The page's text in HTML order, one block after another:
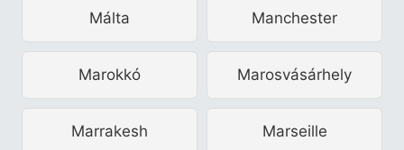
Málta Manchester
Marokkó Marosvásárhely
Marrakesh Marseille